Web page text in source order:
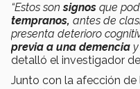
“Estos sonsignos que
tempranos, antes de
presenta deterioro
previa a una demencia
detalló el investigador
Junto con la afección de